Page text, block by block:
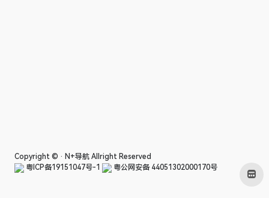
Copyright © · N+导航 Allright Reserved
粤ICP备19151047号-1
粤公网安备 44051302000170号